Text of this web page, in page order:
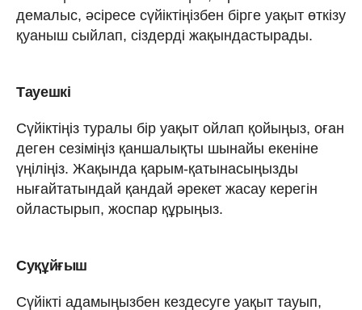
демалыс, әсіресе сүйіктіңізбен бірге уақыт өткізу
қуаныш сыйлап, сіздерді жақындастырады.
Тауешкі
Сүйіктіңіз туралы бір уақыт ойлап қойыңыз, оған
деген сезіміңіз қаншалықты шынайы екеніне
үңіліңіз. Жақында қарым-қатынасыңызды
нығайтатындай қандай әрекет жасау керегін
ойластырып, жоспар құрыңыз.
Суқұйғыш
Сүйікті адамыңызбен кездесуге уақыт тауып,